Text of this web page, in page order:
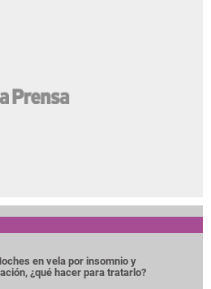
en vela por insomnio y
¿qué hacer para tratarlo?